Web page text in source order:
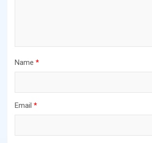
Name *
Email *